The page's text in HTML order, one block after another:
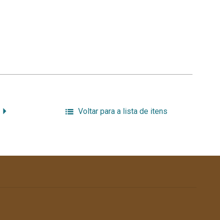
Voltar para a lista de itens